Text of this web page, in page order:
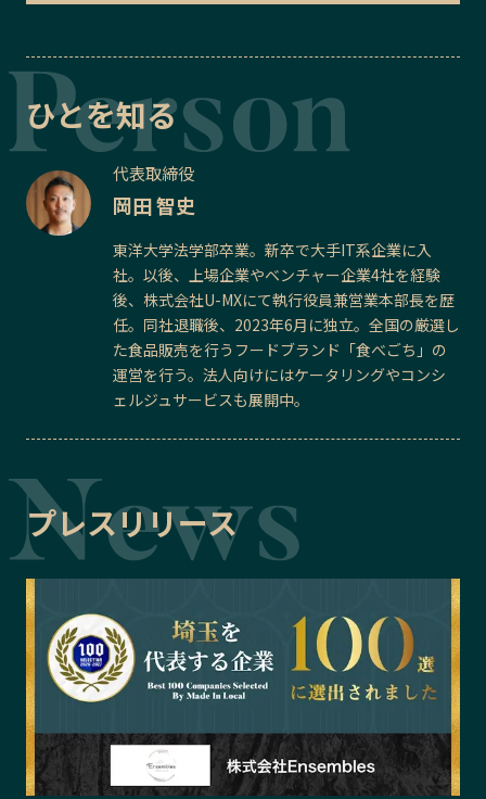
ひとを知る
代表取締役
岡田 智史
東洋大学法学部卒業。新卒で大手IT系企業に入
社。以後、上場企業やベンチャー企業4社を経験
後、株式会社U-MXにて執行役員兼営業本部長を歴
任。同社退職後、2023年6月に独立。全国の厳選し
た食品販売を行うフードブランド「食べごち」の
運営を行う。法人向けにはケータリングやコンシ
ェルジュサービスも展開中。
プレスリリース